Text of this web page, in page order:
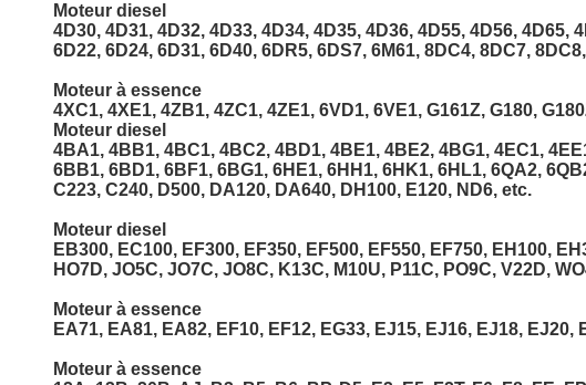
Moteur diesel
4D30, 4D31, 4D32, 4D33, 4D34, 4D35, 4D36, 4D55, 4D56, 4D65,
6D22, 6D24, 6D31, 6D40, 6DR5, 6DS7, 6M61, 8DC4, 8DC7,
Moteur à essence
4XC1, 4XE1, 4ZB1, 4ZC1, 4ZE1, 6VD1, 6VE1, G161Z, G180,
Moteur diesel
4BA1, 4BB1, 4BC1, 4BC2, 4BD1, 4BE1, 4BE2, 4BG1, 4EC1,
6BB1, 6BD1, 6BF1, 6BG1, 6HE1, 6HH1, 6HK1, 6HL1, 6QA2,
C223, C240, D500, DA120, DA640, DH100, E120, ND6, etc.
Moteur diesel
EB300, EC100, EF300, EF350, EF500, EF550, EF750, EH100,
HO7D, JO5C, JO7C, JO8C, K13C, M10U, P11C, PO9C, V22D,
Moteur à essence
EA71, EA81, EA82, EF10, EF12, EG33, EJ15, EJ16, EJ18, EJ20,
Moteur à essence